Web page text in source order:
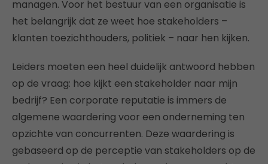
managen. Voor het bestuur van een organisatie is
het belangrijk dat ze weet hoe stakeholders –
klanten toezichthouders, politiek – naar hen kijken.
Leiders moeten een heel duidelijk antwoord hebben
op de vraag: hoe kijkt een stakeholder naar mijn
bedrijf? Een corporate reputatie is immers de
algemene waardering voor een onderneming ten
opzichte van concurrenten. Deze waardering is
gebaseerd op de perceptie van stakeholders op de